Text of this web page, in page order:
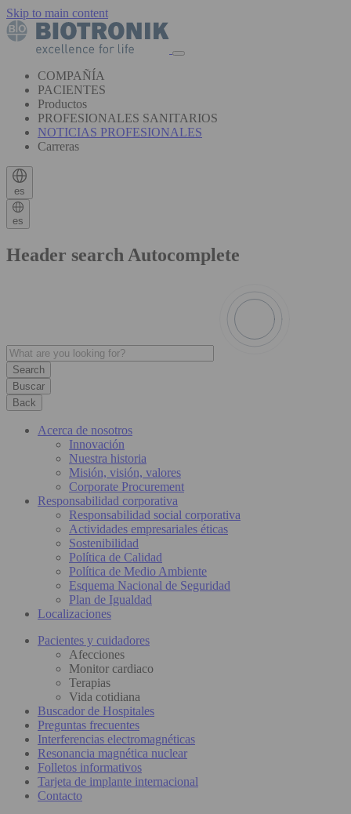
Skip to main content
COMPAÑÍA
PACIENTES
Productos
PROFESIONALES SANITARIOS
NOTICIAS PROFESIONALES
Carreras
es
es
Header search Autocomplete
Buscar
Back
Acerca de nosotros
Innovación
Nuestra historia
Misión, visión, valores
Corporate Procurement
Responsabilidad corporativa
Responsabilidad social corporativa
Actividades empresariales éticas
Sostenibilidad
Política de Calidad
Política de Medio Ambiente
Esquema Nacional de Seguridad
Plan de Igualdad
Localizaciones
Pacientes y cuidadores
Afecciones
Monitor cardiaco
Terapias
Vida cotidiana
Buscador de Hospitales
Preguntas frecuentes
Interferencias electromagnéticas
Resonancia magnética nuclear
Folletos informativos
Tarjeta de implante internacional
Contacto